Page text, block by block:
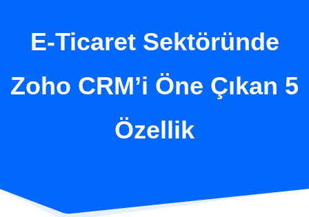
E-Ticaret Sektöründe
Zoho CRM’i Öne Çıkan 5
Özellik